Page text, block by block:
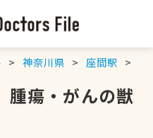
神奈川県 座間駅
腫瘍・がんの獣